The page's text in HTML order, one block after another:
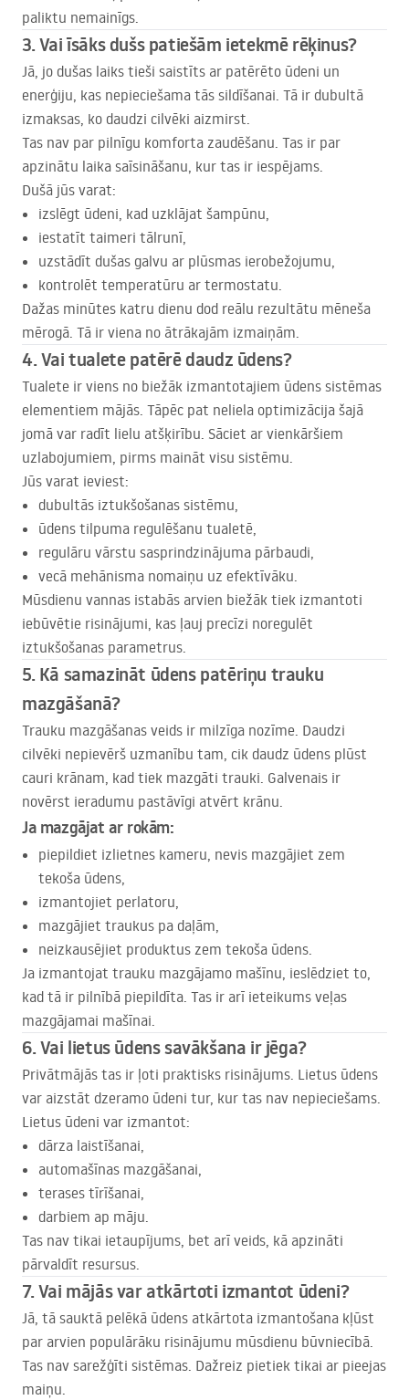
paliktu nemainīgs.
3. Vai īsāks dušs patiešām ietekmē rēķinus?
Jā, jo dušas laiks tieši saistīts ar patērēto ūdeni un
enerģiju, kas nepieciešama tās sildīšanai. Tā ir dubultā
izmaksas, ko daudzi cilvēki aizmirst.
Tas nav par pilnīgu komforta zaudēšanu. Tas ir par
apzinātu laika saīsināšanu, kur tas ir iespējams.
Dušā jūs varat:
izslēgt ūdeni, kad uzklājat šampūnu,
iestatīt taimeri tālrunī,
uzstādīt dušas galvu ar plūsmas ierobežojumu,
kontrolēt temperatūru ar termostatu.
Dažas minūtes katru dienu dod reālu rezultātu mēneša
mērogā. Tā ir viena no ātrākajām izmaiņām.
4. Vai tualete patērē daudz ūdens?
Tualete ir viens no biežāk izmantotajiem ūdens sistēmas
elementiem mājās. Tāpēc pat neliela optimizācija šajā
jomā var radīt lielu atšķirību. Sāciet ar vienkāršiem
uzlabojumiem, pirms maināt visu sistēmu.
Jūs varat ieviest:
dubultās iztukšošanas sistēmu,
ūdens tilpuma regulēšanu tualetē,
regulāru vārstu sasprindzinājuma pārbaudi,
vecā mehānisma nomaiņu uz efektīvāku.
Mūsdienu vannas istabās arvien biežāk tiek izmantoti
iebūvētie risinājumi, kas ļauj precīzi noregulēt
iztukšošanas parametrus.
5. Kā samazināt ūdens patēriņu trauku
mazgāšanā?
Trauku mazgāšanas veids ir milzīga nozīme. Daudzi
cilvēki nepievērš uzmanību tam, cik daudz ūdens plūst
cauri krānam, kad tiek mazgāti trauki. Galvenais ir
novērst ieradumu pastāvīgi atvērt krānu.
Ja mazgājat ar rokām:
piepildiet izlietnes kameru, nevis mazgājiet zem
tekoša ūdens,
izmantojiet perlatoru,
mazgājiet traukus pa daļām,
neizkausējiet produktus zem tekoša ūdens.
Ja izmantojat trauku mazgājamo mašīnu, ieslēdziet to,
kad tā ir pilnībā piepildīta. Tas ir arī ieteikums veļas
mazgājamai mašīnai.
6. Vai lietus ūdens savākšana ir jēga?
Privātmājās tas ir ļoti praktisks risinājums. Lietus ūdens
var aizstāt dzeramo ūdeni tur, kur tas nav nepieciešams.
Lietus ūdeni var izmantot:
dārza laistīšanai,
automašīnas mazgāšanai,
terases tīrīšanai,
darbiem ap māju.
Tas nav tikai ietaupījums, bet arī veids, kā apzināti
pārvaldīt resursus.
7. Vai mājās var atkārtoti izmantot ūdeni?
Jā, tā sauktā pelēkā ūdens atkārtota izmantošana kļūst
par arvien populārāku risinājumu mūsdienu būvniecībā.
Tas nav sarežģīti sistēmas. Dažreiz pietiek tikai ar pieejas
maiņu.